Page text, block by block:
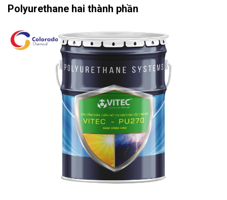
Polyurethane hai thành phần